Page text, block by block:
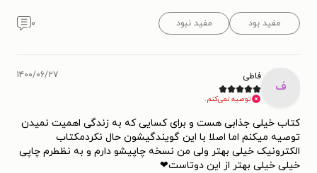
مفید بود مفید نبود ۰
ف
فاطی
توصیه نمی‌کنم.
۱۴۰۰/۰۶/۲۷
کتاب خیلی جذابی هست و برای کسایی که به زندگی اهمیت نمیدن
توصیه میکنم اما اصلا با این گویندگیشون حال نکردمکتاب
الکترونیک خیلی بهتر ولی من نسخه چاپیشو دارم و به نظطرم چاپی
خیلی خیلی بهتر از این دوتاست❤